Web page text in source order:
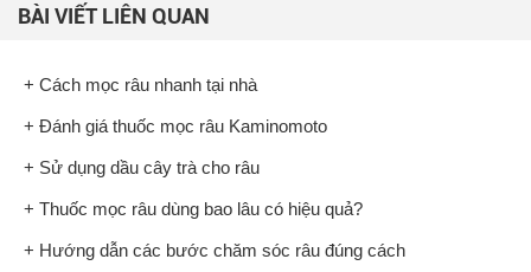
BÀI VIẾT LIÊN QUAN
+ Cách mọc râu nhanh tại nhà
+ Đánh giá thuốc mọc râu Kaminomoto
+ Sử dụng dầu cây trà cho râu
+ Thuốc mọc râu dùng bao lâu có hiệu quả?
+ Hướng dẫn các bước chăm sóc râu đúng cách